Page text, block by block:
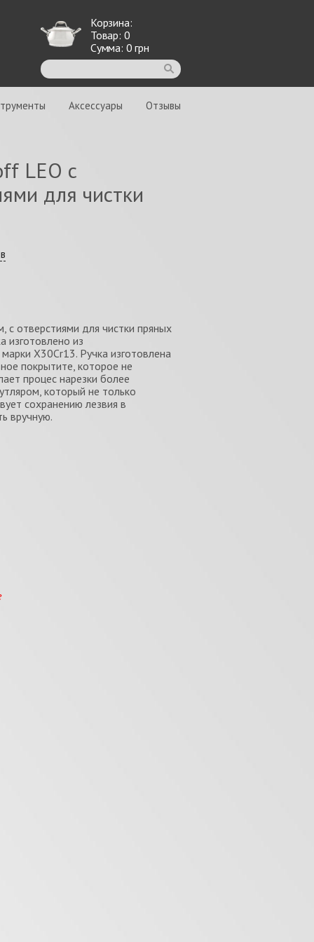
Корзина:
Товар: 0
Сумма: 0 грн
Аксессуары Отзывы
LEO с
для чистки
отверстиями для чистки пряных
изготовлено из
Х30Cr13. Ручка изготовлена
покрытите, которое не
процес нарезки более
который не только
сохранению лезвия в
вручную.